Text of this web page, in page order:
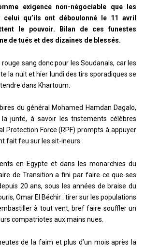
exigence non-négociable que les
celui qu’ils ont déboulonné le 11 avril
le pouvoir. Bilan de ces funestes
de tués et des dizaines de blessés.
sang donc pour les Soudanais, car les
la nuit et hier lundi des tirs sporadiques se
dans Khartoum.
du général Mohamed Hamdan Dagalo,
junte, à savoir les tristements célèbres
Protection Force (RPF) prompts à appuyer
fait feu sur les sit-ineurs.
en Egypte et dans les monarchies du
de Transition a fini par faire ce que ses
20 ans, sous les années de braise du
Omar El Béchir : tirer sur les populations
à tout vent, bref faire souffler un
compatriotes aux mains nues.
de la faim et plus d’un mois après la